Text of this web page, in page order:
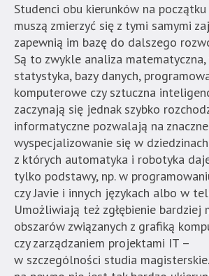
treści,
które
znajduje
bezpośrednio
pod
wiadomością.
Strona
została
wyposażona
dedykowane
skróty
Studenci obu kierunków na
muszą zmierzyć się z tymi samymi
zapewnią im bazę do dalszego
Są to zwykle analiza matematyczna,
statystyka, bazy danych,
komputerowe czy sztuczna
zaczynają się jednak szybko
informatyczne pozwalają na znaczne
wyspecjalizowanie się w
z których automatyka i robotyka
tylko podstawy, np. w
czy Javie i innych językach albo w
Umożliwiają też zgłębienie bardziej
obszarów związanych z grafiką
czy zarządzaniem projektami IT –
w szczególności studia